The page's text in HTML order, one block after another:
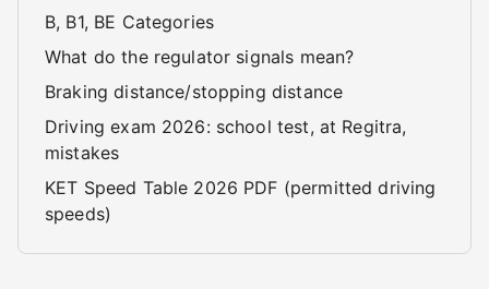
B, B1, BE Categories
What do the regulator signals mean?
Braking distance/stopping distance
Driving exam 2026: school test, at Regitra,
mistakes
KET Speed Table 2026 PDF (permitted driving
speeds)